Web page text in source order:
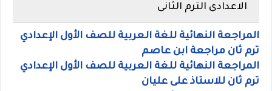
الاعدادى الترم الثانى
المراجعة النهائية للغة العربية للصف الأول الإعدادي
ترم ثان مراجعة ابن عاصم
المراجعة النهائية للغة العربية للصف الأول الإعدادي
ترم ثان للاستاذ على عليان